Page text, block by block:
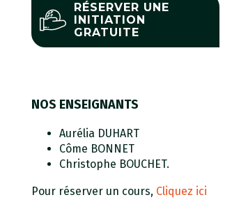
RÉSERVER UNE
INITIATION
GRATUITE
NOS ENSEIGNANTS
Aurélia DUHART
Côme BONNET
Christophe BOUCHET.
Pour réserver un cours, Cliquez ici